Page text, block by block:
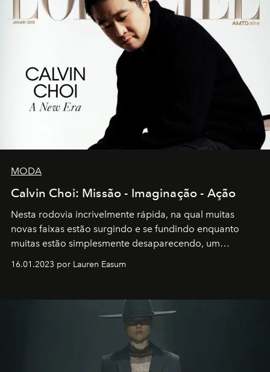
MODA
Calvin Choi: Missão - Imaginação - Ação
Nesta rodovia incrivelmente rápida, na qual muitas
novas faixas estão surgindo e se fundindo enquanto
muitas estão simplesmente desaparecendo, um
transportador AMTD abrindo caminho para muitos
por propósitos, com um claro senso de missão na vida e
16.01.2023 por Lauren Easum